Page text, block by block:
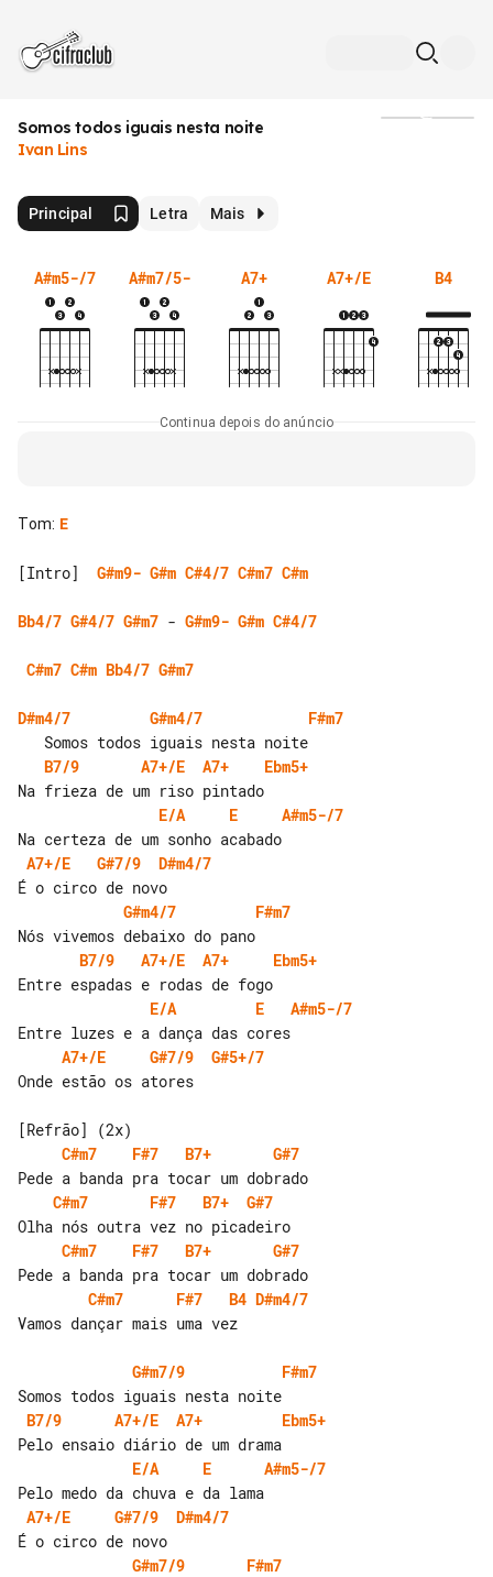
Somos todos iguais nesta noite
Ivan Lins
Principal Letra Mais
A#m5-/7 A#m7/5- A7+ A7+/E B4
Continua depois do anúncio
Tom: E
[Intro] G#m9- G#m C#4/7 C#m7 C#m
Bb4/7 G#4/7 G#m7 - G#m9- G#m C#4/7
C#m7 C#m Bb4/7 G#m7
D#m4/7 G#m4/7
F#m7
B7/9
A7+/E A7+
Ebm5+
E/A
E
A#m5-/7
A7+/E
G#7/9
D#m4/7
G#m4/7
F#m7
B7/9
A7+/E A7+
Ebm5+
E/A
E
A#m5-/7
A7+/E
G#7/9
G#5+/7
Onde estão os atores
C#m7
F#7 B7+
G#7
C#m7
F#7 B7+
G#7
C#m7
F#7 B7+
G#7
C#m7
F#7 B4 D#m4/7
Vamos dançar mais uma vez
G#m7/9
F#m7
B7/9
A7+/E A7+
Ebm5+
E/A
E
A#m5-/7
A7+/E
G#7/9
D#m4/7
G#m7/9
F#m7